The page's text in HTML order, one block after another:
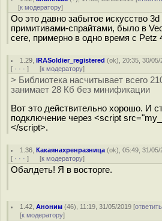
[к модератору]
Оо это давно забытое искусство 3d
примитивами-спрайтами, было в
сеге, примерно в одно время с Petz
1.29 ,IRASoldier_registered (ok), 20:35, 30/05/
[ · · · ] [к модератору]
> Библиотека насчитывает всего
занимает 28 Кб без минификации
Вот это действительно хорошо. И
подключение через <script
</script>.
1.36 ,Какаянахренразница (ok), 05:49, 31/05/
[ · · · ] [к модератору]
Обалдеть! Я в восторге.
1.42 ,Аноним (46), 11:19, 31/05/2019 [ответить
[к модератору]